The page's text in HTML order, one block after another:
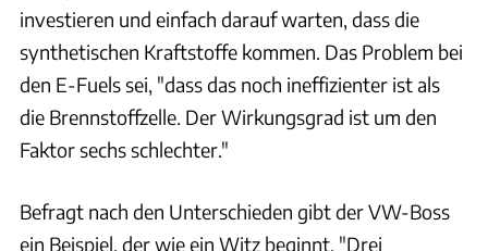
investieren und einfach darauf warten, dass die
synthetischen Kraftstoffe kommen. Das Problem bei
den E-Fuels sei, "dass das noch ineffizienter ist als
die Brennstoffzelle. Der Wirkungsgrad ist um den
Faktor sechs schlechter."
Befragt nach den Unterschieden gibt der VW-Boss
ein Beispiel, der wie ein Witz beginnt. "Drei